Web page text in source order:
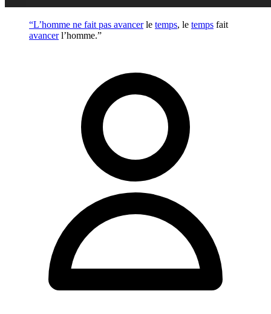
“L’homme ne fait pas avancerle temps, le temps fait
avancerl’homme.”